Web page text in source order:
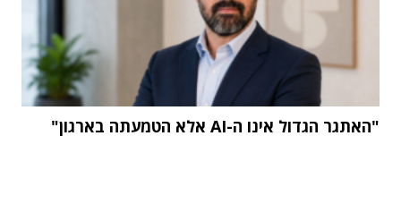
"האתגר הגדול אינו ה-AI אלא הטמעתה בארגון"